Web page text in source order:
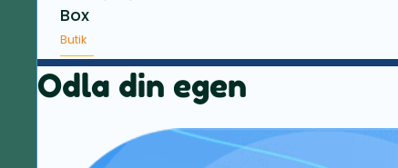
Box
Butik
Odla din egen